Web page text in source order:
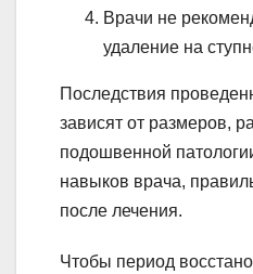
Врачи не
удаление на
Последствия
зависят от размеров,
подошвенной
навыков врача,
после лечения.
Чтобы период